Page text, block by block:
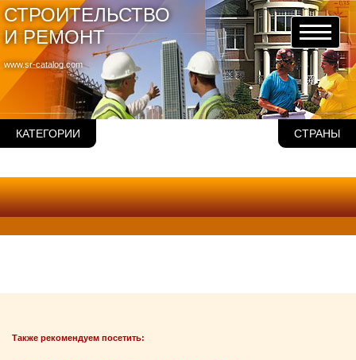
www.sr-catalog.com
СТРОИТЕЛЬСТВО
И РЕМОНТ
КАТЕГОРИИ СТРАНЫ
Также рекомендуем посетить: